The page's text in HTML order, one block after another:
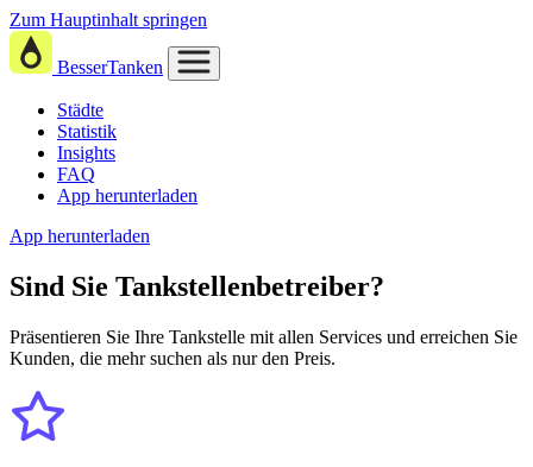
Zum Hauptinhalt springen
BesserTanken
Städte
Statistik
Insights
FAQ
App herunterladen
App herunterladen
Sind Sie Tankstellenbetreiber?
Präsentieren Sie Ihre Tankstelle mit allen Services und erreichen Sie
Kunden, die mehr suchen als nur den Preis.